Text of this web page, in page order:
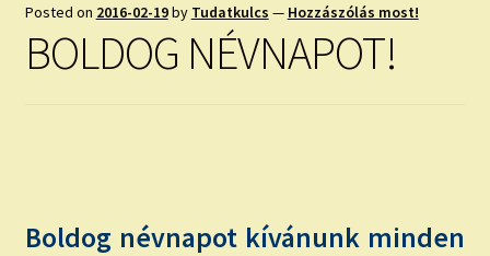
NAPI ASZTROLÓGIA
ÍRJ NEKEM!
Posted on 2016-02-19by Tudatkulcs — Hozzászólás most!
BOLDOG NÉVNAPOT!
Boldog névnapot kívánunk minden